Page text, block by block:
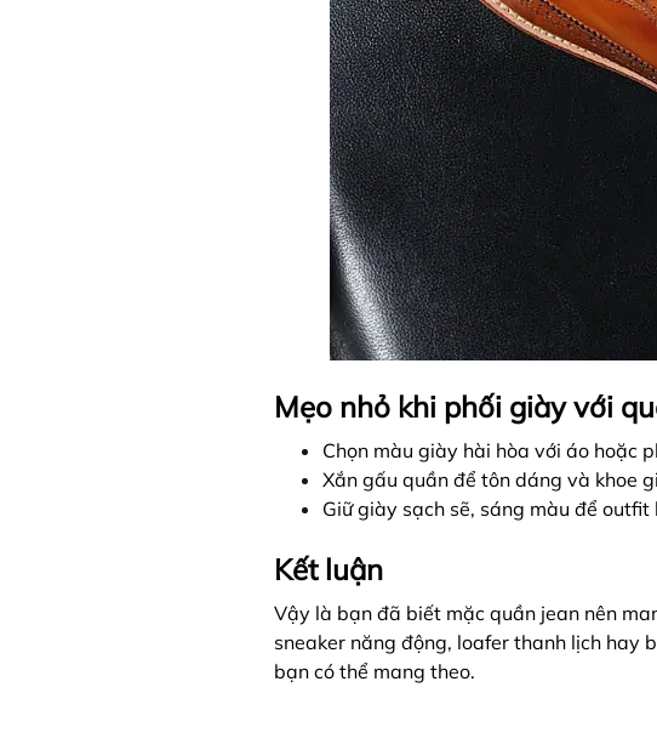
Mẹo nhỏ khi phối giày với
Chọn màu giày hài hòa với áo hoặc
Xắn gấu quần để tôn dáng và khoe
Giữ giày sạch sẽ, sáng màu để outfit
Kết luận
Vậy là bạn đã biết mặc quần jean nên
sneaker năng động, loafer thanh lịch hay
bạn có thể mang theo.